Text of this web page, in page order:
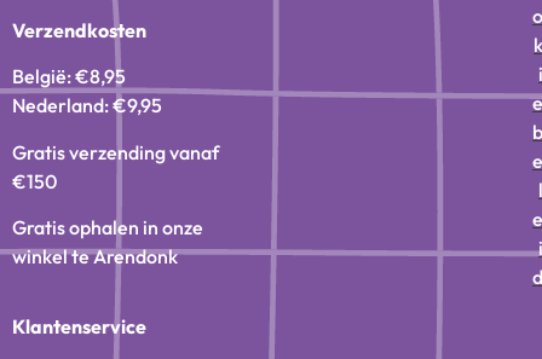
Verzendkosten
België: €8,95
Nederland: €9,95
Gratis verzending vanaf
€150
Gratis ophalen in onze
winkel te Arendonk
Klantenservice
o
k
i
e
b
e
l
e
i
d